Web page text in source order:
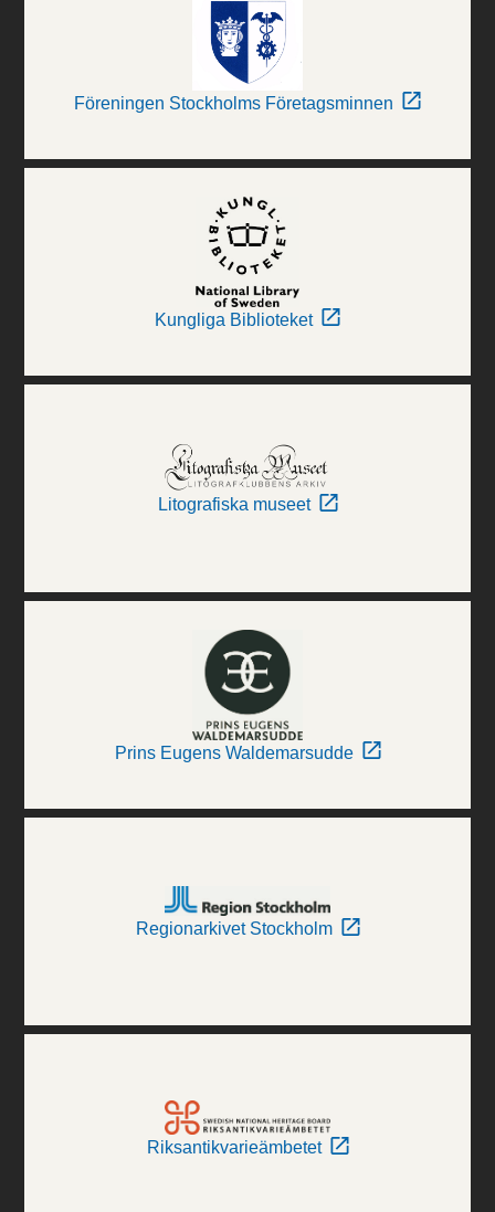
Föreningen Stockholms Företagsminnen
Kungliga Biblioteket
Litografiska museet
Prins Eugens Waldemarsudde
Regionarkivet Stockholm
Riksantikvarieämbetet